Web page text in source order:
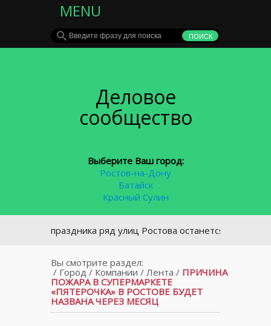
MENU
Деловое
сообщество
Выберите Ваш город:
Ростов-на-Дону
Батайск
Красный Сулин
праздника ряд улиц Ростова останется без света
Вы смотрите раздел:
/ Город/ Компании / Лента / ПРИЧИНА
ПОЖАРА В СУПЕРМАРКЕТЕ
«ПЯТЕРОЧКА» В РОСТОВЕ БУДЕТ
НАЗВАНА ЧЕРЕЗ МЕСЯЦ